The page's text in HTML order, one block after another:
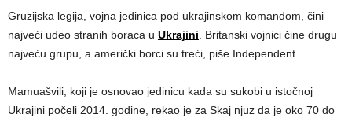
Gruzijska legija, vojna jedinica pod ukrajinskom komandom, čini
najveći udeo stranih boraca u Ukrajini . Britanski vojnici čine drugu
najveću grupu, a američki borci su treći, piše Independent.
Mamuašvili, koji je osnovao jedinicu kada su sukobi u istočnoj
Ukrajini počeli 2014. godine, rekao je za Skaj njuz da je oko 70 do